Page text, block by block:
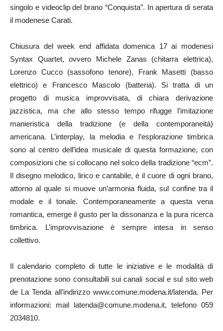
singolo e videoclip del brano “Conquista”. In apertura di serata
il modenese Carati.
Chiusura del week end affidata domenica 17 ai modenesi
Syntax Quartet, ovvero Michele Zanas (chitarra elettrica),
Lorenzo Cucco (sassofono tenore), Frank Masetti (basso
elettrico) e Francesco Mascolo (batteria). Si tratta di un
progetto di musica improvvisata, di chiara derivazione
jazzistica, ma che allo stesso tempo rifugge l’imitazione
manieristica della tradizione (e della contemporaneità)
americana. L’interplay, la melodia e l’esplorazione timbrica
sono al centro dell’idea musicale di questa formazione, con
composizioni che si collocano nel solco della tradizione “ecm”.
Il disegno melodico, lirico e cantabile, è il cuore di ogni brano,
attorno al quale si muove un’armonia fluida, sul confine tra il
modale e il tonale. Contemporaneamente a questa vena
romantica, emerge il gusto per la dissonanza e la pura ricerca
timbrica. L’improvvisazione è sempre intesa in senso
collettivo.
Il calendario completo di tutte le iniziative e le modalità di
prenotazione sono consultabili sui canali social e sul sito web
de La Tenda all’indirizzo www.comune.modena.it/latenda. Per
informazioni: mail latenda@comune.modena.it, telefono 059
2034810.